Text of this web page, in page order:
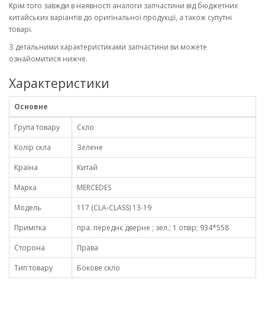
Крім того завжди в наявності аналоги запчастини від бюджетних
китайських варіантів до оригінальної продукції, а також супутні
товарі.
З детальними характеристиками запчастини ви можете
ознайомитися нижче.
Характеристики
Основне
Група товару
Скло
Колір скла
Зелене
Країна
Китай
Марка
MERCEDES
Модель
117 (CLA-CLASS) 13-19
Примітка
пра. переднє дверне ; зел.; 1 отвір; 934*558
Сторона
Права
Тип товару
Бокове скло